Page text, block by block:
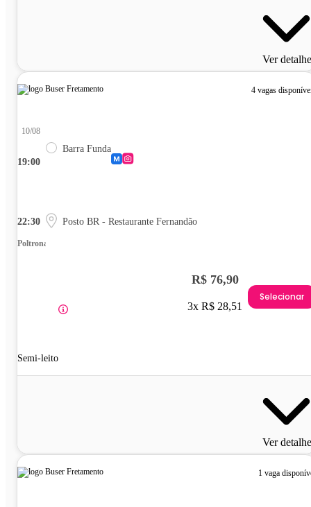
Ver
4 vagas
19:00
10/08
Barra Funda
22:30 Posto BR - Restaurante Fernandão
Poltrona
Semi-leito
R$ 76,90
3x R$ 28,51
Selecionar
Ver
1 vaga